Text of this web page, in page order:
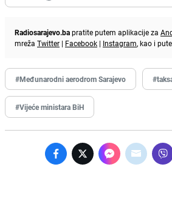
Radiosarajevo.bapratite putem aplikacije za
mreža Twitter | Facebook | Instagram, kao i
#Međunarodni aerodrom Sarajevo
#Vijeće ministara BiH